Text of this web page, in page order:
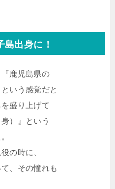
出身に！
『鹿児島県の
いう感覚だと
盛り上げて
）』という
の時に、
、その憧れも